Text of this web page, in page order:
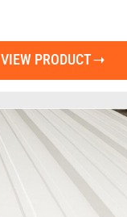
VIEW PRODUCT